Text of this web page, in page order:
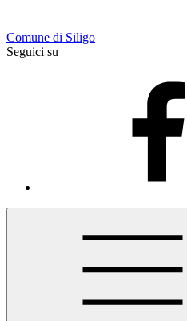
Comune di Siligo
Seguici su